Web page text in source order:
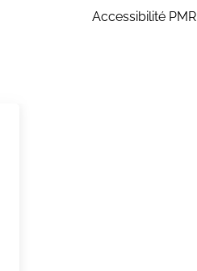
Accessibilité PMR